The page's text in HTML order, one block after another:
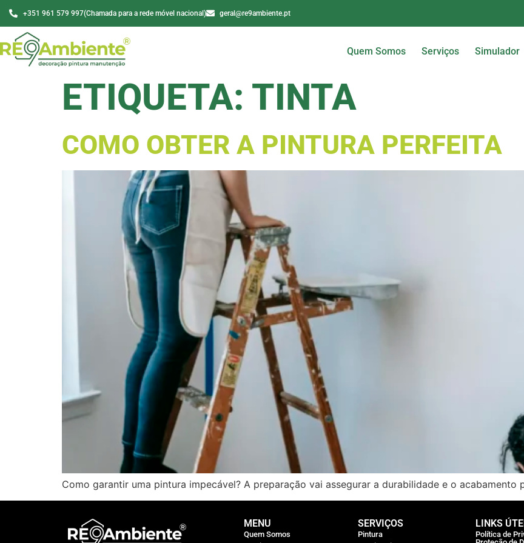
+351 961 579 997(Chamada para a rede móvel nacional) geral@re9ambiente.pt
Quem Somos Serviços Simulador
ETIQUETA: TINTA
COMO OBTER A PINTURA PERFEITA
Como garantir uma pintura impecável? A preparação vai assegurar a durabilidade e o acabamento
MENU
Quem Somos
SERVIÇOS
Pintura
LINKS
Política de